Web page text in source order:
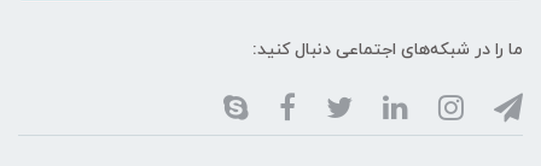
ما را در شبکه‌های اجتماعی دنبال کنید: